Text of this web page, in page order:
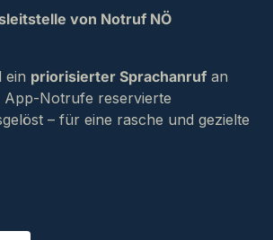
von Notruf NÖ
ein priorisierter Sprachanruf an
App-Notrufe reservierte
– für eine rasche und gezielte